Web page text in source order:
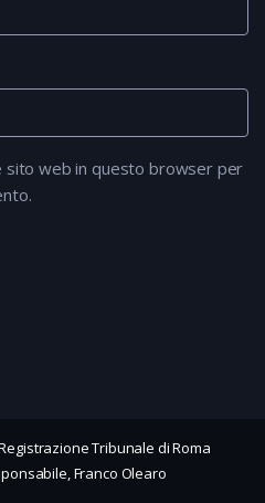
sito web in questo browser per
Tribunale di Roma
Franco Olearo